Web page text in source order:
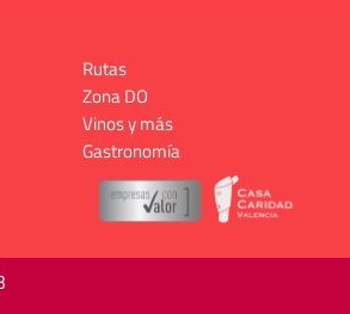
Rutas
Zona DO
Vinos y más
Gastronomía